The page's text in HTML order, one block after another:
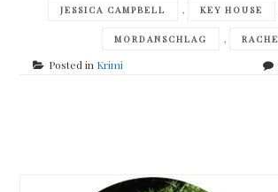
JESSICA CAMPBELL , KEY HOUSE
MORDANSCHLAG , RACHE
Posted in Krimi
navigation